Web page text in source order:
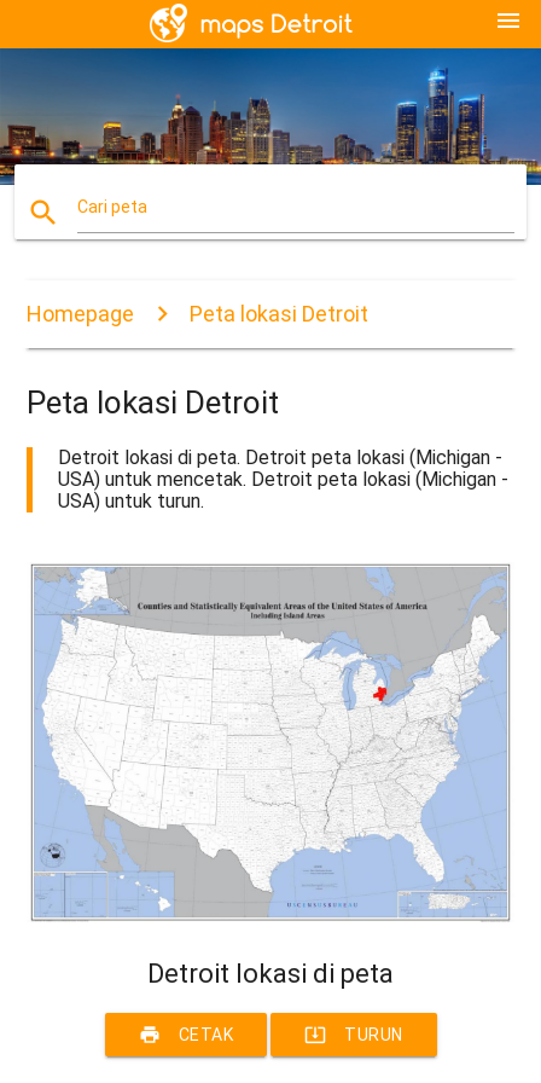
menu
search Cari peta
Homepage Peta lokasi Detroit
Peta lokasi Detroit
Detroit lokasi di peta. Detroit peta lokasi (Michigan -
USA) untuk mencetak. Detroit peta lokasi (Michigan -
USA) untuk turun.
Detroit lokasi di peta
print CETAK system_update_alt TURUN